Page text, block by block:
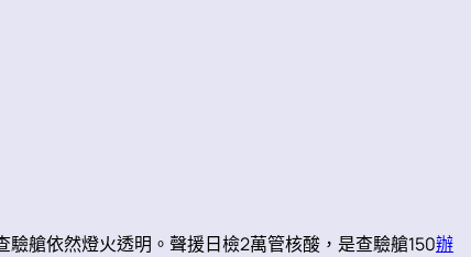
艙依然燈火透明。聲援日檢2萬管核酸，是查驗艙150辦